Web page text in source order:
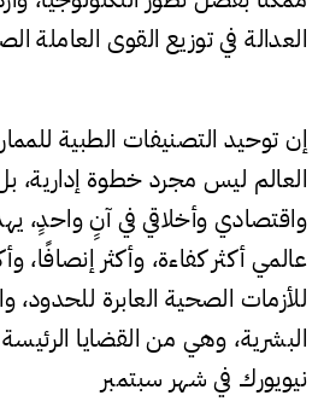
العدالة في توزيع القوى العاملة
إن توحيد التصنيفات الطبية
العالم ليس مجرد خطوة إدارية،
واقتصادي وأخلاقي في آنٍ واحدٍ،
عالمي أكثر كفاءة، وأكثر إنصافًا،
للأزمات الصحية العابرة للحدود،
البشرية، وهي من القضايا
نيويورك في شهر سبتمبر